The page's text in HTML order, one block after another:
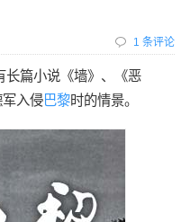
1 条评论
长篇小说《墙》、《恶
入侵巴黎时的情景。